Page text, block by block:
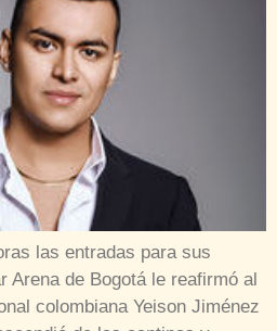
las entradas para sus
Arena de Bogotá le reafirmó al
colombiana Yeison Jiménez